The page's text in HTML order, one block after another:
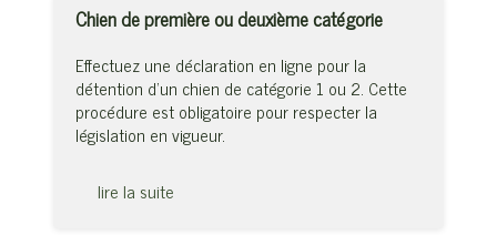
Chien de première ou deuxième catégorie
Effectuez une déclaration en ligne pour la
détention d’un chien de catégorie 1 ou 2. Cette
procédure est obligatoire pour respecter la
législation en vigueur.
lire la suite